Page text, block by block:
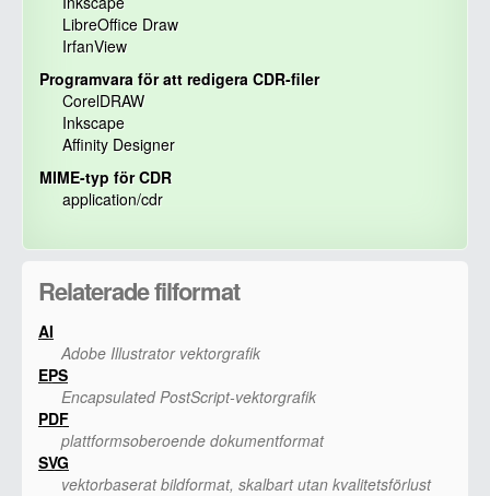
LibreOffice Draw
IrfanView
Programvara för att redigera CDR-filer
CorelDRAW
Inkscape
Affinity Designer
MIME-typ för CDR
application/cdr
Relaterade filformat
AI
Adobe Illustrator vektorgrafik
EPS
Encapsulated PostScript-vektorgrafik
PDF
plattformsoberoende dokumentformat
SVG
vektorbaserat bildformat, skalbart utan kvalitetsförlust